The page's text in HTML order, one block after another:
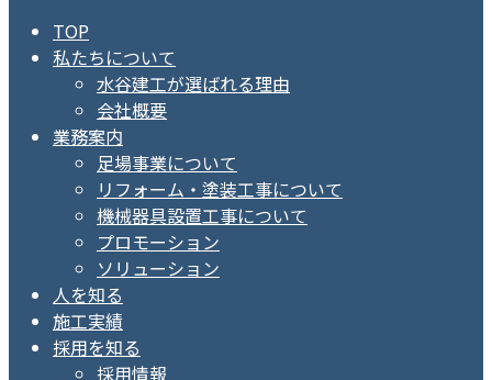
TOP
私たちについて
水谷建工が選ばれる理由
会社概要
業務案内
足場事業について
リフォーム・塗装工事について
機械器具設置工事について
プロモーション
ソリューション
人を知る
施工実績
採用を知る
採用情報